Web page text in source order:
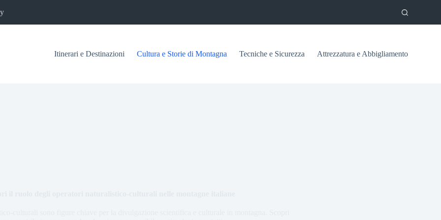
Itinerari e Destinazioni Cultura e Storie di Montagna Tecniche e Sicurezza Attrezzatura e Abbigliamento